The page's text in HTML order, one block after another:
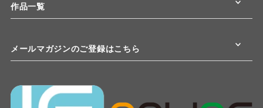
作品一覧
メールマガジンのご登録はこちら